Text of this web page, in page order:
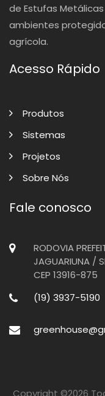
de Estufas
ambientes
agrícola.
Acesso Rápido
Produtos
Sistemas
Projetos
Sobre Nós
Fale conosco
RODOVIA
JAGUARIUNA /
CEP 13916-875
(19) 3937-5190
Copyright ©2026